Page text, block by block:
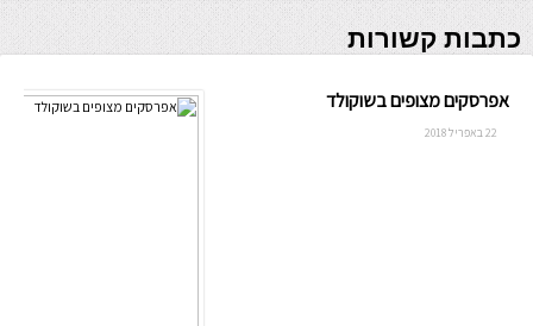
כתבות קשורות
אפרסקים מצופים בשוקולד
22 באפריל 2018